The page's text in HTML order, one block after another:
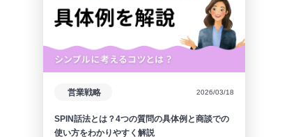
営業戦略 2026/03/18
SPIN話法とは？4つの質問の具体例と商談での
使い方をわかりやすく解説